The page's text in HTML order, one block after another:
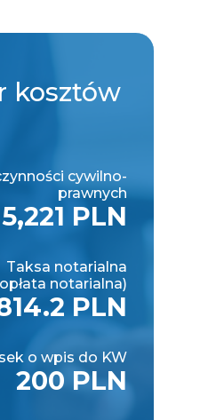
kosztów
cywilno-
prawnych
5,221 PLN
Taksa notarialna
notarialna)
PLN
o wpis do KW
200 PLN